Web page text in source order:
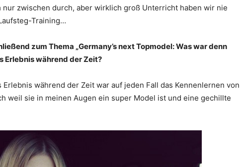
nur zwischen durch, aber wirklich groß Unterricht haben wir nie
Training…
zum Thema „Germany’s next Topmodel: Was war denn
Erlebnis während der Zeit?
Erlebnis während der Zeit war auf jeden Fall das Kennenlernen von
weil sie in meinen Augen ein super Model ist und eine gechillte